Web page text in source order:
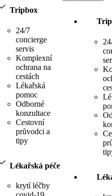
Tripbox
24/7
concierge
servis
Komplexní
ochrana na
cestách
Lékařská
pomoc
Odborné
konzultace
Cestovní
průvodci a
tipy
Lékařská péče
krytí léčby